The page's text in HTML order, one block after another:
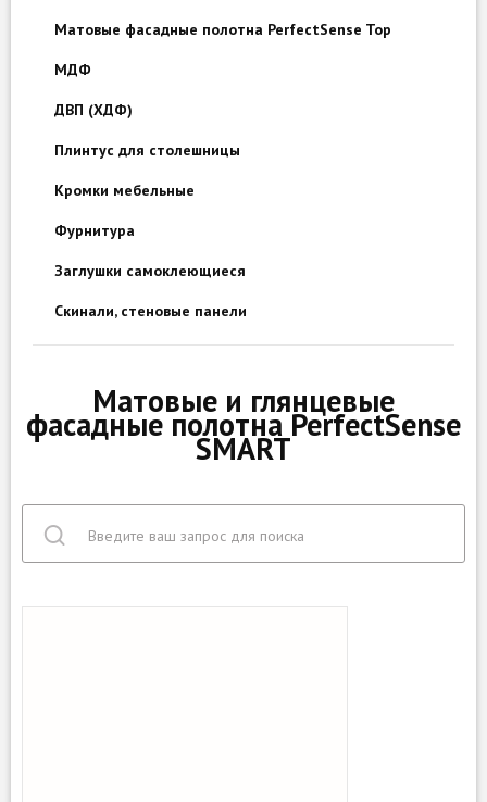
Матовые фасадные полотна PerfectSense Top
МДФ
ДВП (ХДФ)
Плинтус для столешницы
Кромки мебельные
Фурнитура
Заглушки самоклеющиеся
Скинали, стеновые панели
Матовые и глянцевые
фасадные полотна PerfectSense
SMART